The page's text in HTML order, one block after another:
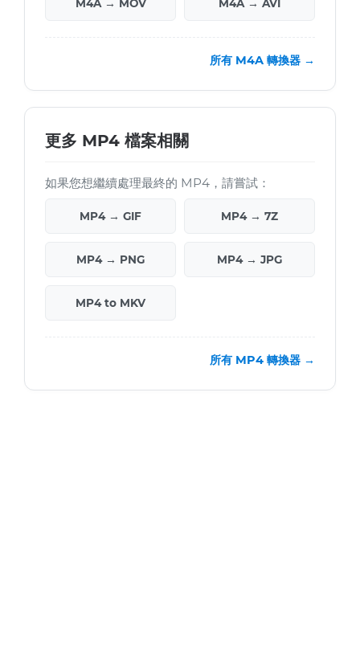
M4A → MOV M4A → AVI
所有 M4A 轉換器 →
更多 MP4 檔案相關
如果您想繼續處理最終的 MP4，請嘗試：
MP4 → GIF MP4 → 7Z
MP4 → PNG MP4 → JPG
MP4 to MKV
所有 MP4 轉換器 →